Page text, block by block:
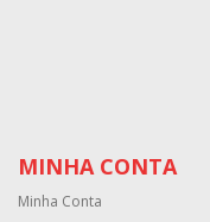
MINHA CONTA
Minha Conta